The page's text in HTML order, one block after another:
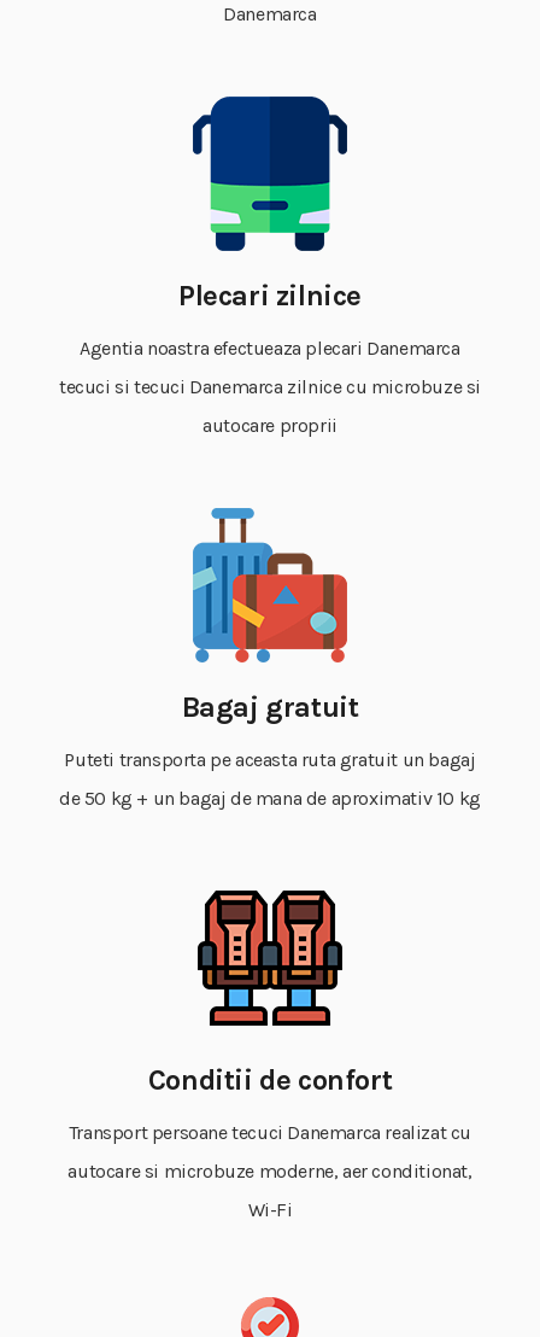
Danemarca
Plecari zilnice
Agentia noastra efectueaza plecari Danemarca
tecuci si tecuci Danemarca zilnice cu microbuze si
autocare proprii
Bagaj gratuit
Puteti transporta pe aceasta ruta gratuit un bagaj
de 50 kg + un bagaj de mana de aproximativ 10 kg
Conditii de confort
Transport persoane tecuci Danemarca realizat cu
autocare si microbuze moderne, aer conditionat,
Wi-Fi